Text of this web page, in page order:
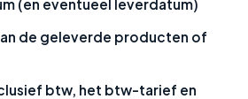
(en eventueel leverdatum)
de geleverde producten of
btw, het btw-tarief en